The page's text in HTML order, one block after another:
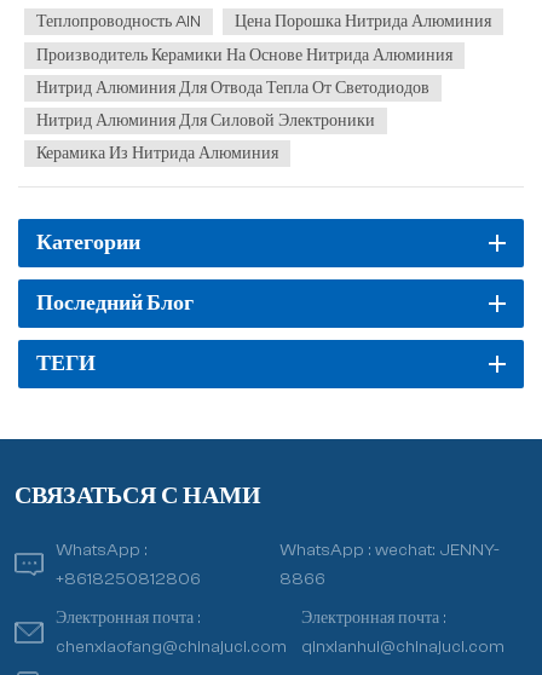
фаза I. Производственная база во Внутрен...
Теплопроводность AlN
Цена Порошка Нитрида Алюминия
Производитель Керамики На Основе Нитрида Алюминия
Нитрид Алюминия Для Отвода Тепла От Светодиодов
Нитрид Алюминия Для Силовой Электроники
Керамика Из Нитрида Алюминия
Категории
Последний Блог
ТЕГИ
СВЯЗАТЬСЯ С НАМИ
WhatsApp :
+8618250812806
WhatsApp :wechat: JENNY-
8866
Электронная почта :
chenxiaofang@chinajuci.com
Электронная почта :
qinxianhui@chinajuci.com